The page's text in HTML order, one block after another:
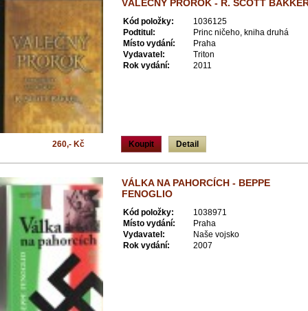
VÁLEČNÝ PROROK - R. SCOTT
Kód položky:
1036125
Podtitul:
Princ ničeho, kniha druhá
Místo vydání:
Praha
Vydavatel:
Triton
Rok vydání:
2011
Koupit Detail
260,- Kč
VÁLKA NA PAHORCÍCH - BEPPE
FENOGLIO
Kód položky:
1038971
Místo vydání:
Praha
Vydavatel:
Naše vojsko
Rok vydání:
2007